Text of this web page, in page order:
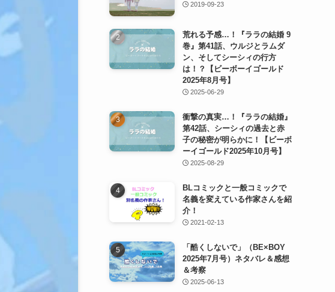
2019-09-23
荒れる予感…！『ララの結婚 9
巻』第41話、ウルジとラムダ
ン、そしてシーシィの行方
は！？【ビーボーイゴールド
2025年8月号】
2025-06-29
衝撃の真実…！『ララの結婚』
第42話、シーシィの過去と赤
子の秘密が明らかに！【ビーボ
ーイゴールド2025年10月号】
2025-08-29
BLコミックと一般コミックで
名義を変えている作家さんを紹
介！
2021-02-13
「酷くしないで」（BE×BOY
2025年7月号）ネタバレ＆感想
＆考察
2025-06-13